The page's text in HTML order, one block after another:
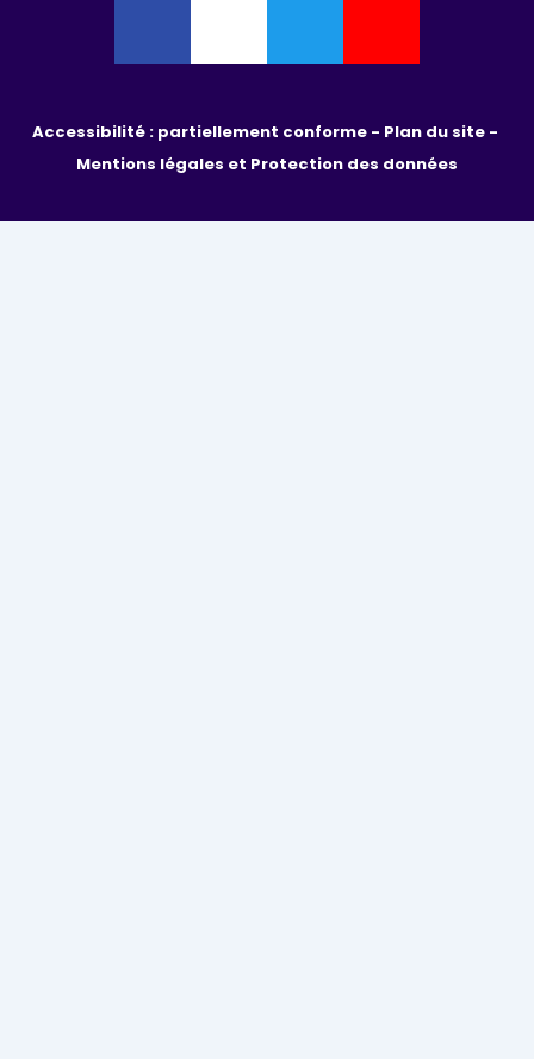
Accessibilité : partiellement conforme -
Mentions légales et Protection des données